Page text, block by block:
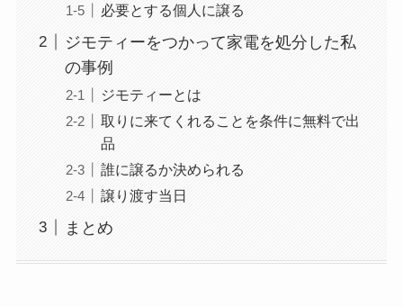
必要とする個人に譲る
ジモティーをつかって家電を処分した私
の事例
ジモティーとは
取りに来てくれることを条件に無料で出
品
誰に譲るか決められる
譲り渡す当日
まとめ